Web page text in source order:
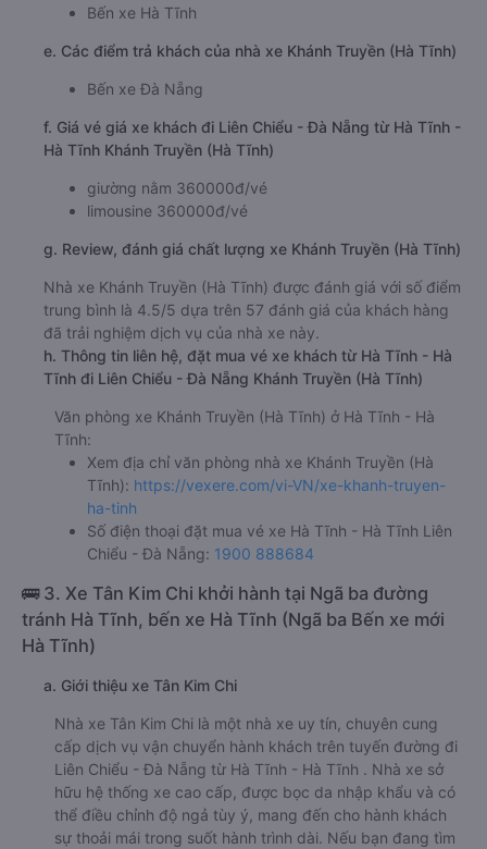
Bến xe Hà Tĩnh
e. Các điểm trả khách của nhà xe Khánh Truyền (Hà Tĩnh)
Bến xe Đà Nẵng
f. Giá vé giá xe khách đi Liên Chiểu - Đà Nẵng từ Hà Tĩnh -
Hà Tĩnh Khánh Truyền (Hà Tĩnh)
giường nằm 360000đ/vé
limousine 360000đ/vé
g. Review, đánh giá chất lượng xe Khánh Truyền (Hà Tĩnh)
Nhà xe Khánh Truyền (Hà Tĩnh) được đánh giá với số điểm
trung bình là 4.5/5 dựa trên 57 đánh giá của khách hàng
đã trải nghiệm dịch vụ của nhà xe này.
h. Thông tin liên hệ, đặt mua vé xe khách từ Hà Tĩnh - Hà
Tĩnh đi Liên Chiểu - Đà Nẵng Khánh Truyền (Hà Tĩnh)
Văn phòng xe Khánh Truyền (Hà Tĩnh) ở Hà Tĩnh - Hà
Tĩnh:
Xem địa chỉ văn phòng nhà xe Khánh Truyền (Hà
Tĩnh): https://vexere.com/vi-VN/xe-khanh-truyen-
ha-tinh
Số điện thoại đặt mua vé xe Hà Tĩnh - Hà Tĩnh Liên
Chiểu - Đà Nẵng: 1900 888684
🚌 3. Xe Tân Kim Chi khởi hành tại Ngã ba đường
tránh Hà Tĩnh, bến xe Hà Tĩnh (Ngã ba Bến xe mới
Hà Tĩnh)
a. Giới thiệu xe Tân Kim Chi
Nhà xe Tân Kim Chi là một nhà xe uy tín, chuyên cung
cấp dịch vụ vận chuyển hành khách trên tuyến đường đi
Liên Chiểu - Đà Nẵng từ Hà Tĩnh - Hà Tĩnh . Nhà xe sở
hữu hệ thống xe cao cấp, được bọc da nhập khẩu và có
thể điều chỉnh độ ngả tùy ý, mang đến cho hành khách
sự thoải mái trong suốt hành trình dài. Nếu bạn đang tìm